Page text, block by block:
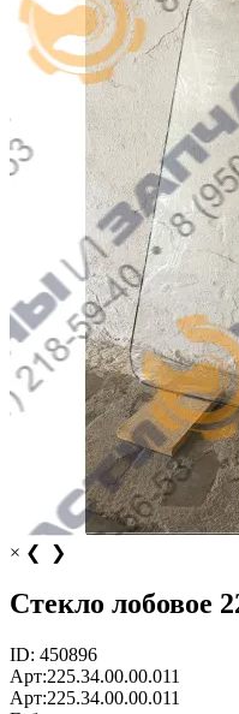
× ❮ ❯
Стекло лобовое
ID: 450896
Арт:225.34.00.00.011
Арт:225.34.00.00.011